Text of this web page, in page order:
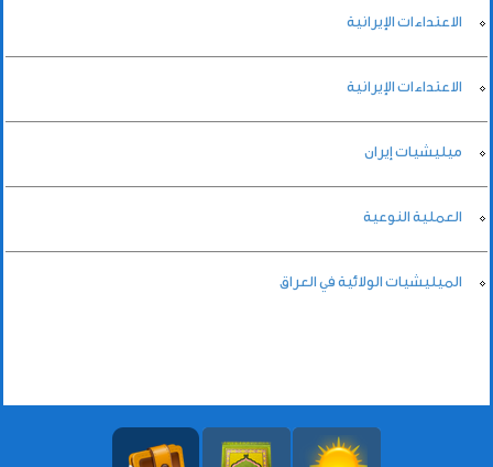
الاعتداءات الإيرانية
الاعتداءات الإيرانية
ميليشيات إيران
العملية النوعية
الميليشيات الولائية في العراق